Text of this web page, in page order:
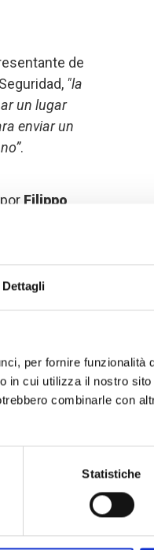
Dettagli
per fornire funzionalità
in cui utilizza il nostro
combinarle con
Statistiche
de
"la
un lugar
enviar un
.
Filippo
y
a la
pero
plazo
la
la crisis
en
en